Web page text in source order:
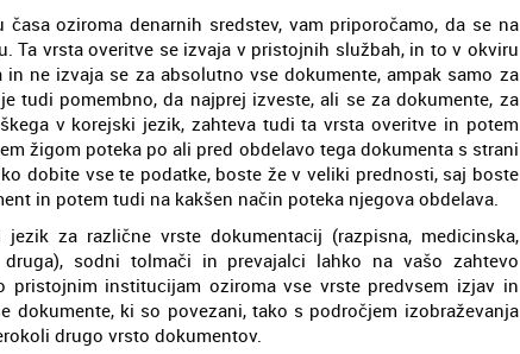
oziroma denarnih sredstev, vam priporočamo, da se na
Ta vrsta overitve se izvaja v pristojnih službah, in to v okviru
ne izvaja se za absolutno vse dokumente, ampak samo za
tudi pomembno, da najprej izveste, ali se za dokumente, za
v korejski jezik, zahteva tudi ta vrsta overitve in potem
žigom poteka po ali pred obdelavo tega dokumenta s strani
dobite vse te podatke, boste že v veliki prednosti, saj boste
in potem tudi na kakšen način poteka njegova obdelava.
za različne vrste dokumentacij (razpisna, medicinska,
sodni tolmači in prevajalci lahko na vašo zahtevo
pristojnim institucijam oziroma vse vrste predvsem izjav in
dokumente, ki so povezani, tako s področjem izobraževanja
drugo vrsto dokumentov.